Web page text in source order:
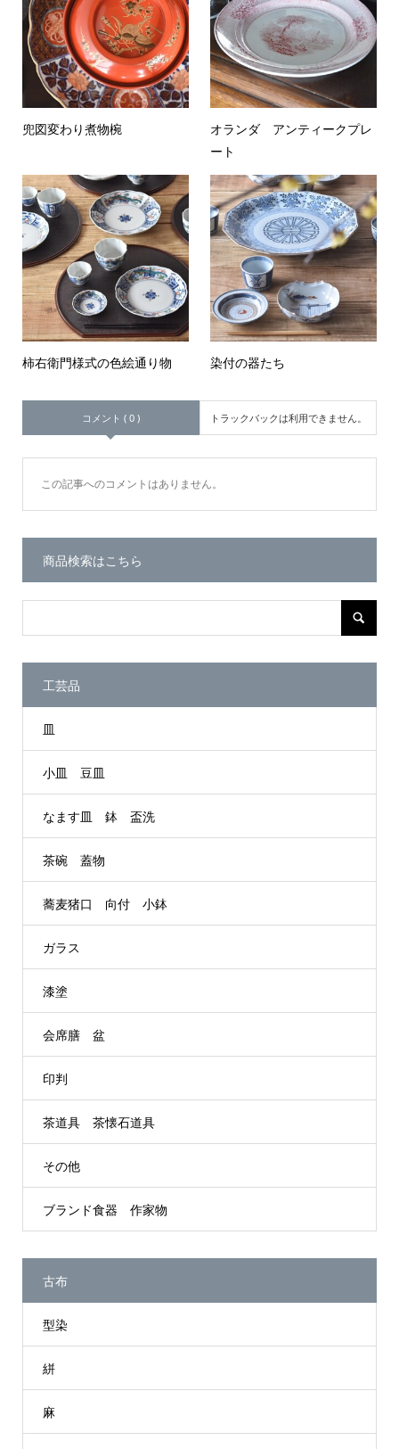
兜図変わり煮物椀
オランダ アンティークプレ
ート
柿右衛門様式の色絵通り物 染付の器たち
コメント ( 0 ) トラックバックは利用できません。
この記事へのコメントはありません。
商品検索はこちら
工芸品
皿
小皿 豆皿
なます皿 鉢 盃洗
茶碗 蓋物
蕎麦猪口 向付 小鉢
ガラス
漆塗
会席膳 盆
印判
茶道具 茶懐石道具
その他
ブランド食器 作家物
古布
型染
絣
麻